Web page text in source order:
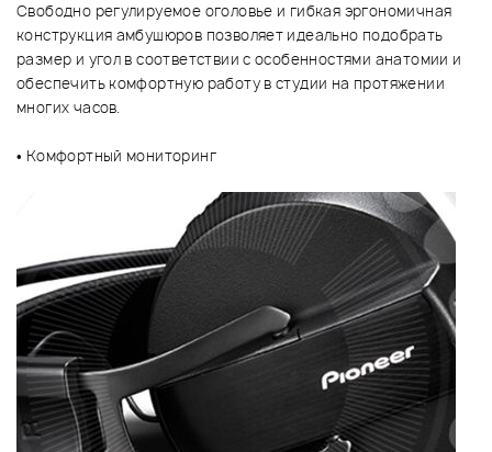
Свободно регулируемое оголовье и гибкая эргономичная
конструкция амбушюров позволяет идеально подобрать
размер и угол в соответствии с особенностями анатомии и
обеспечить комфортную работу в студии на протяжении
многих часов.
• Комфортный мониторинг